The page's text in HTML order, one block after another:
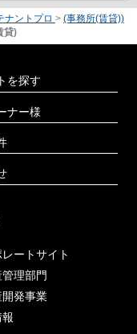
ナントプロ > (事務所(賃貸))
貸)
を探す
ナー様
レートサイト
管理部門
開発事業
報